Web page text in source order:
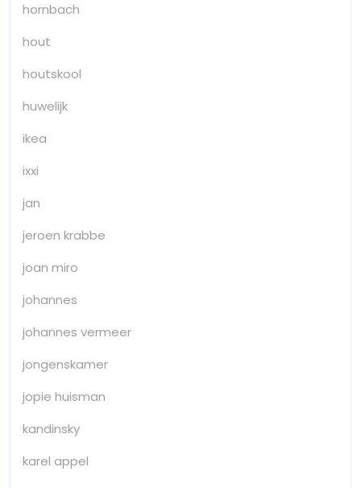
hornbach
hout
houtskool
huwelijk
ikea
ixxi
jan
jeroen krabbe
joan miro
johannes
johannes vermeer
jongenskamer
jopie huisman
kandinsky
karel appel